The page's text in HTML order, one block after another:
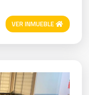
VER INMUEBLE